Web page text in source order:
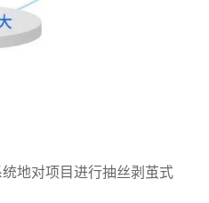
地对项目进行抽丝剥茧式